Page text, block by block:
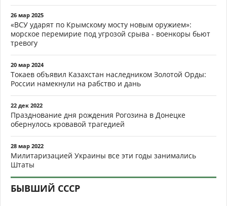
26 мар 2025
«ВСУ ударят по Крымскому мосту новым оружием»:
морское перемирие под угрозой срыва - военкоры бьют
тревогу
20 мар 2024
Токаев объявил Казахстан наследником Золотой Орды:
России намекнули на рабство и дань
22 дек 2022
Празднование дня рождения Рогозина в Донецке
обернулось кровавой трагедией
28 мар 2022
Милитаризацией Украины все эти годы занимались
Штаты
БЫВШИЙ СССР